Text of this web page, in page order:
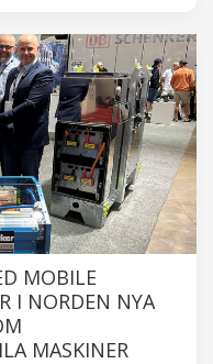
MOBILE
I NORDEN NYA
MASKINER